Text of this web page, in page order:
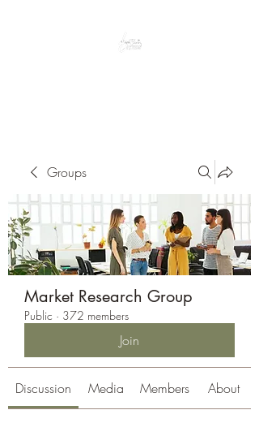
Groups
Market Research Group
Public · 372 members
Join
Discussion Media Members About